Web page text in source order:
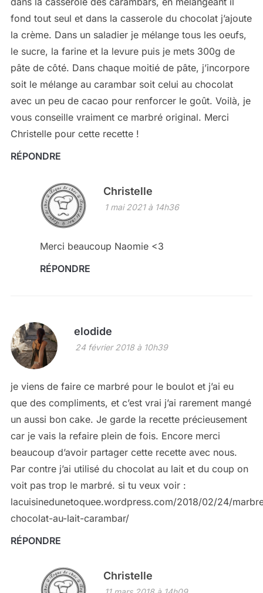
fond tout seul et dans la casserole du chocolat j’ajoute
la crème. Dans un saladier je mélange tous les oeufs,
le sucre, la farine et la levure puis je mets 300g de
pâte de côté. Dans chaque moitié de pâte, j’incorpore
soit le mélange au carambar soit celui au chocolat
avec un peu de cacao pour renforcer le goût. Voilà, je
vous conseille vraiment ce marbré original. Merci
Christelle pour cette recette !
RÉPONDRE
Christelle
1 mai 2021 à 14h36
Merci beaucoup Naomie <3
RÉPONDRE
elodide
24 février 2018 à 10h39
je viens de faire ce marbré pour le boulot et j’ai eu
que des compliments, et c’est vrai j’ai rarement mangé
un aussi bon cake. Je garde la recette précieusement
car je vais la refaire plein de fois. Encore merci
beaucoup d’avoir partager cette recette avec nous.
Par contre j’ai utilisé du chocolat au lait et du coup on
voit pas trop le marbré. si tu veux voir :
lacuisinedunetoquee.wordpress.com/2018/02/24/
chocolat-au-lait-carambar/
RÉPONDRE
Christelle